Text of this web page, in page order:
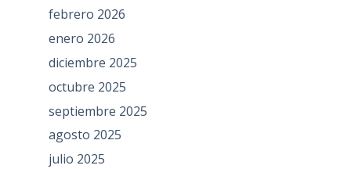
febrero 2026
enero 2026
diciembre 2025
octubre 2025
septiembre 2025
agosto 2025
julio 2025